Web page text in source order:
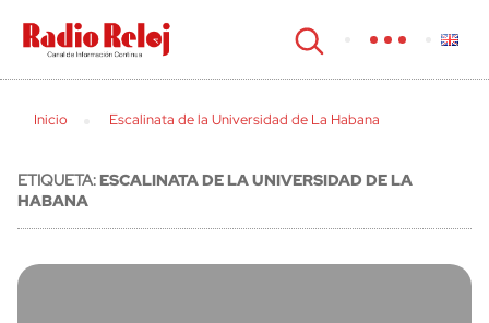
cerrar
Inicio Escalinata de la Universidad de La Habana
ETIQUETA:ESCALINATA DE LA UNIVERSIDAD DE LA
HABANA